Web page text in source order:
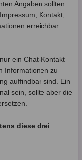
Angaben sollten
Kontakt,
erreichbar
ein Chat-Kontakt
Informationen zu
auffindbar sind. Ein
sein, sollte aber die
diese drei